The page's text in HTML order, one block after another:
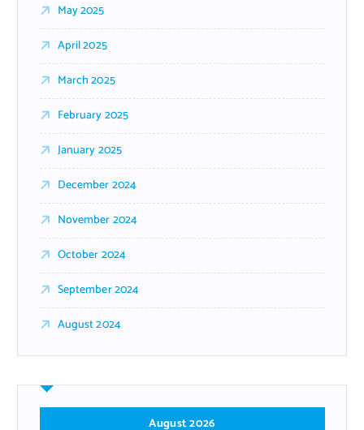
May 2025
April 2025
March 2025
February 2025
January 2025
December 2024
November 2024
October 2024
September 2024
August 2024
August 2026